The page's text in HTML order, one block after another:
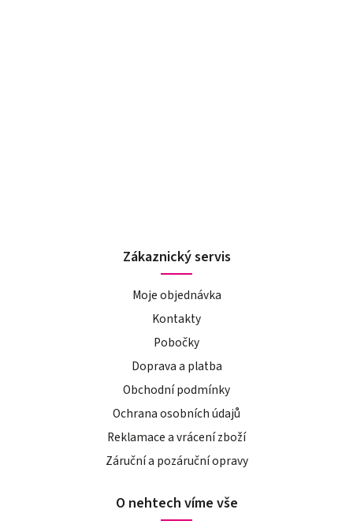
Zákaznický servis
Moje objednávka
Kontakty
Pobočky
Doprava a platba
Obchodní podmínky
Ochrana osobních údajů
Reklamace a vrácení zboží
Záruční a pozáruční opravy
O nehtech víme vše